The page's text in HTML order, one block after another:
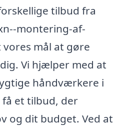
tilbud fra
montering-af-
mål at gøre
Vi hjælper med at
håndværkere i
få et tilbud, der
og dit budget. Ved at